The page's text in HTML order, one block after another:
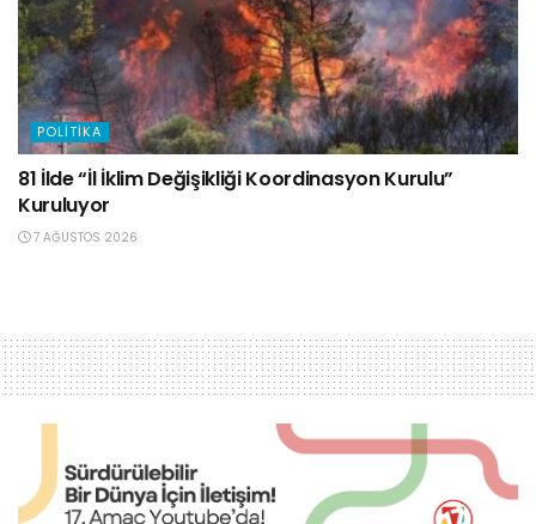
POLITIKA
81 İlde “İl İklim Değişikliği Koordinasyon Kurulu”
Kuruluyor
7 AĞUSTOS 2026